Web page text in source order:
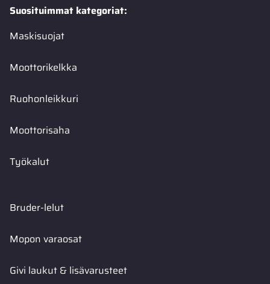
Suosituimmat kategoriat:
Maskisuojat
Moottorikelkka
Ruohonleikkuri
Moottorisaha
Työkalut
Bruder-lelut
Mopon varaosat
Givi laukut & lisävarusteet